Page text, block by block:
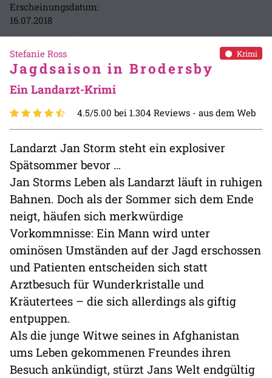
Erscheinungsdatum:
16.07.2018
Krimi
Stefanie Ross
Jagdsaison in Brodersby
Ein Landarzt-Krimi
4.5/5.00 bei 1.304 Reviews - aus dem Web
Landarzt Jan Storm steht ein explosiver
Spätsommer bevor …
Jan Storms Leben als Landarzt läuft in ruhigen
Bahnen. Doch als der Sommer sich dem Ende
neigt, häufen sich merkwürdige
Vorkommnisse: Ein Mann wird unter
ominösen Umständen auf der Jagd erschossen
und Patienten entscheiden sich statt
Arztbesuch für Wunderkristalle und
Kräutertees – die sich allerdings als giftig
entpuppen.
Als die junge Witwe seines in Afghanistan
ums Leben gekommenen Freundes ihren
Besuch ankündigt, stürzt Jans Welt endgültig